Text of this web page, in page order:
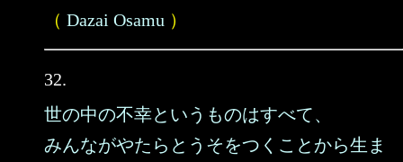
（ Dazai Osamu ）
32.
世の中の不幸というものはすべて、
みんながやたらとうそをつくことから生ま